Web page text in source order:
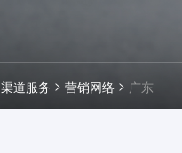
渠道服务 > 营销网络> 广东